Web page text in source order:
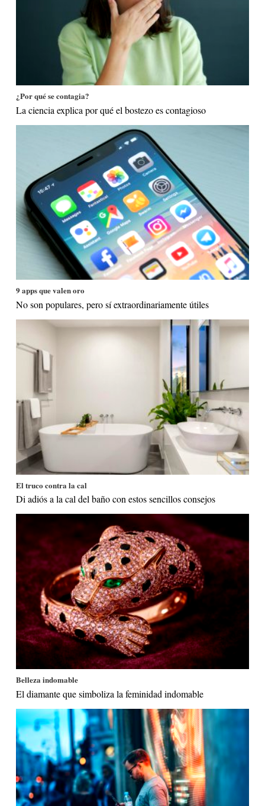
¿Por qué se contagia?
La ciencia explica por qué el bostezo es contagioso
9 apps que valen oro
No son populares, pero sí extraordinariamente útiles
El truco contra la cal
Di adiós a la cal del baño con estos sencillos consejos
Belleza indomable
El diamante que simboliza la feminidad indomable